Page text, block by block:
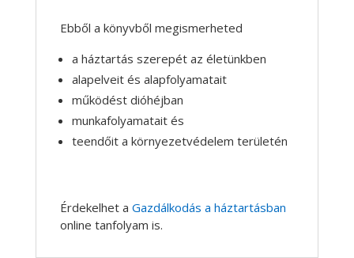
Ebből a könyvből megismerheted
a háztartás szerepét az életünkben
alapelveit és alapfolyamatait
működést dióhéjban
munkafolyamatait és
teendőit a környezetvédelem területén
Érdekelhet a Gazdálkodás a háztartásban
online tanfolyam is.